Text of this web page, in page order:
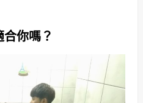
合你嗎？